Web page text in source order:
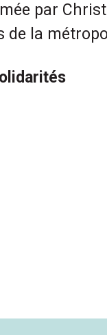
par
de la